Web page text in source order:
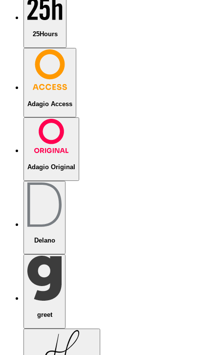
25Hours
Adagio Access
Adagio Original
Delano
greet